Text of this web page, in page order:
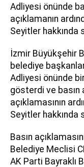
Adliyesi önünde
açıklamanın
Seyitler hakkında
İzmir Büyükşehir
belediye
Adliyesi önünde
gösterdi ve basın
açıklamasının
Seyitler hakkında
Basın
Belediye Meclisi
AK Parti Bayraklı